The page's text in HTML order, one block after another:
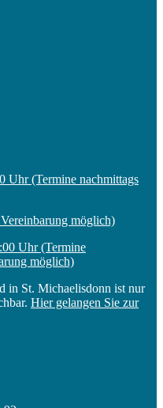
Uhr (Termine nachmittags
möglich)
Uhr (Termine
möglich)
in St. Michaelisdonn ist nur
Hier gelangen Sie zur